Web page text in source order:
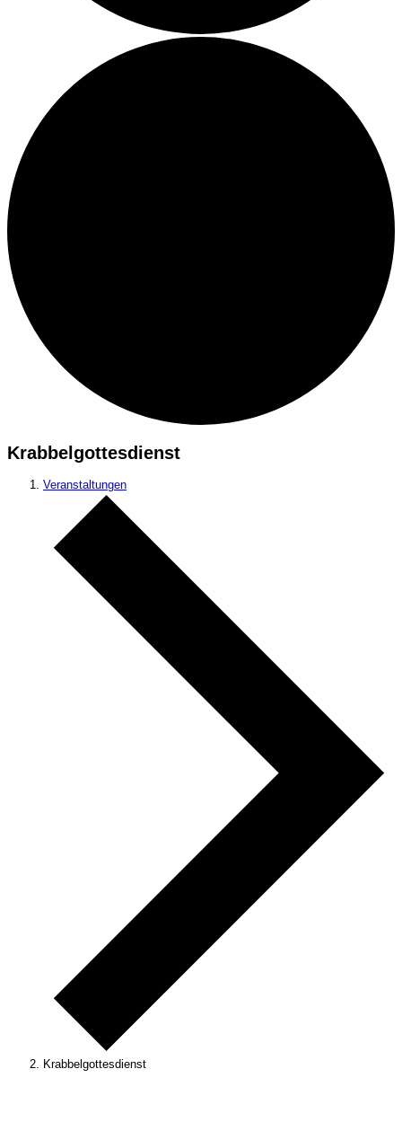
Krabbelgottesdienst
Veranstaltungen
Krabbelgottesdienst